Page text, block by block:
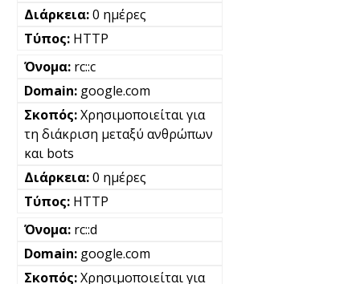
0 ημέρες
HTTP
rc::c
google.com
Χρησιμοποιείται για
τη διάκριση μεταξύ ανθρώπων
και bots
0 ημέρες
HTTP
rc::d
google.com
Χρησιμοποιείται για